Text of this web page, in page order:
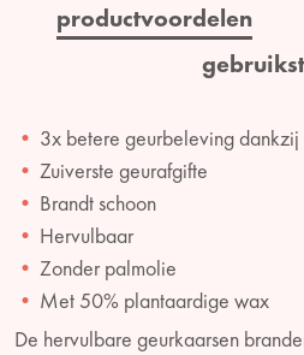
productvoordelen
3x betere geurbeleving
Zuiverste geurafgifte
Brandt schoon
Hervulbaar
Zonder palmolie
Met 50% plantaardige wax
De hervulbare geurkaarsen